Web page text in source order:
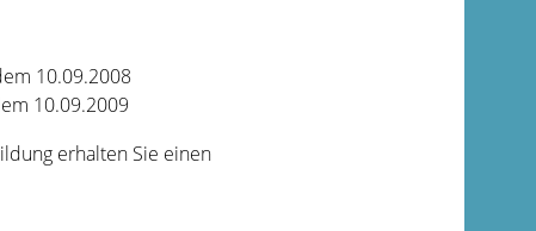
10.09.2008
10.09.2009
erhalten Sie einen